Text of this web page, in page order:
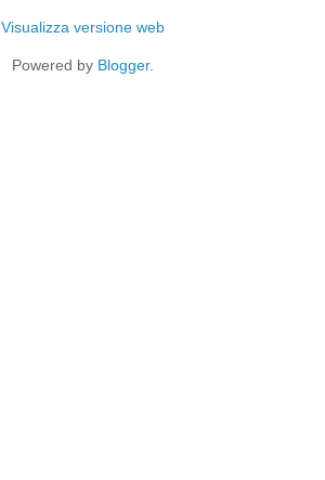
Visualizza versione web
Powered by Blogger.